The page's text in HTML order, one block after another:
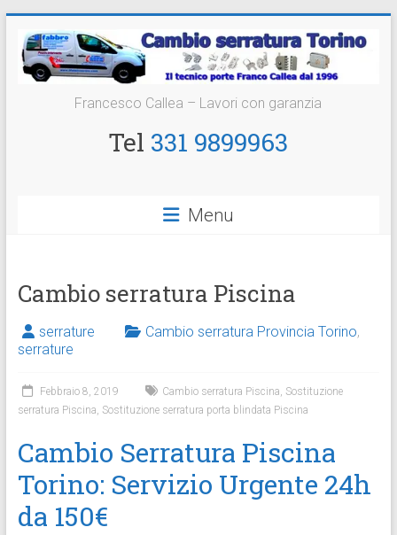
contenuto
Cambio
Serratura
Francesco Callea – Lavori con garanzia
Tel 331 9899963
Menu
Cambio serratura Piscina
serrature Cambio serratura Provincia Torino,
serrature
Febbraio 8, 2019 Cambio serratura Piscina, Sostituzione
serratura Piscina, Sostituzione serratura porta blindata Piscina
Cambio Serratura Piscina
Torino: Servizio Urgente 24h
da 150€